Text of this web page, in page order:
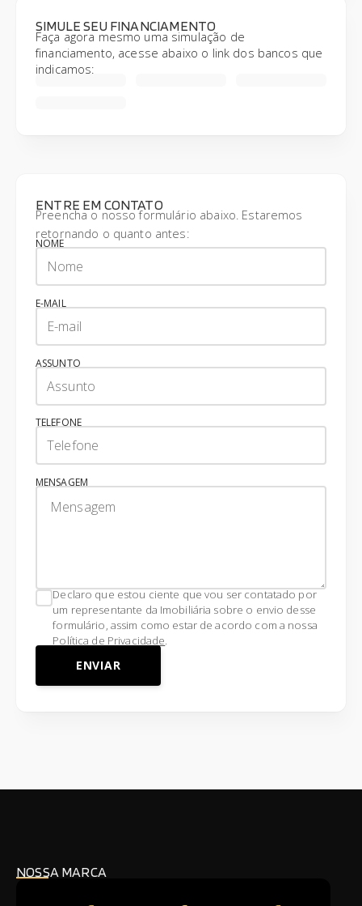
SIMULE SEU FINANCIAMENTO
Faça agora mesmo uma simulação de
financiamento, acesse abaixo o link dos bancos que
indicamos:
ENTRE EM CONTATO
Preencha o nosso formulário abaixo. Estaremos
retornando o quanto antes:
NOME
E-MAIL
ASSUNTO
TELEFONE
MENSAGEM
Declaro que estou ciente que vou ser contatado por
um representante da Imobiliária sobre o envio desse
formulário, assim como estar de acordo com a nossa
Política de Privacidade.
ENVIAR
NOSSA MARCA